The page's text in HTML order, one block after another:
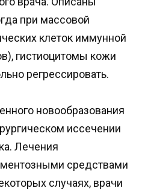
при массовой
клеток иммунной
гистиоцитомы кожи
регрессировать.
новообразования
иссечении
Лечения
средствами
случаях, врачи